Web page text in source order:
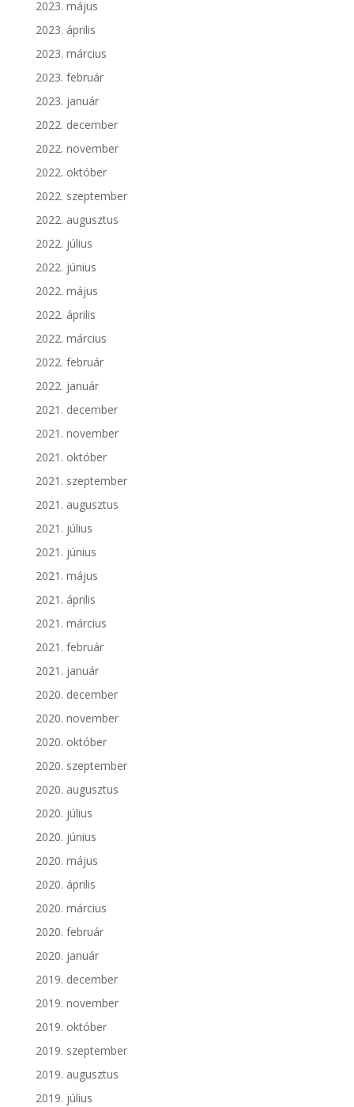
2023. május
2023. április
2023. március
2023. február
2023. január
2022. december
2022. november
2022. október
2022. szeptember
2022. augusztus
2022. július
2022. június
2022. május
2022. április
2022. március
2022. február
2022. január
2021. december
2021. november
2021. október
2021. szeptember
2021. augusztus
2021. július
2021. június
2021. május
2021. április
2021. március
2021. február
2021. január
2020. december
2020. november
2020. október
2020. szeptember
2020. augusztus
2020. július
2020. június
2020. május
2020. április
2020. március
2020. február
2020. január
2019. december
2019. november
2019. október
2019. szeptember
2019. augusztus
2019. július